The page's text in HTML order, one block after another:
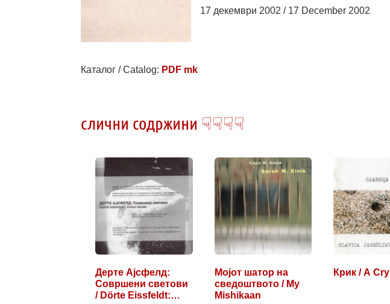
17 декември 2002 / 17 December 2002
Каталог / Catalog: PDF mk
слични содржини ☟☟☟☟
Дерте Ајсфелд:
Совршени светови
/ Dörte Eissfeldt:…
Мојот шатор на
сведоштвото / My
Mishikaan
Крик / A Cry